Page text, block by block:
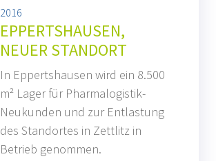
2016
EPPERTSHAUSEN,
NEUER STANDORT
In Eppertshausen wird ein 8.500
m² Lager für Pharmalogistik-
Neukunden und zur Entlastung
des Standortes in Zettlitz in
Betrieb genommen.